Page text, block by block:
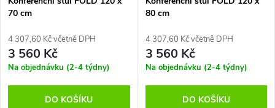
p
r
o
p
r
o
70 cm
4 307,60 Kč včetně DPH
3 560 Kč
Na objednávku (2-4 týdny)
DO KOŠÍKU
80 cm
4 307,60 Kč včetně DPH
3 560 Kč
Na objednávku (2-4 týdny)
DO KOŠÍKU